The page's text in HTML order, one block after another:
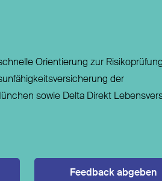
Orientierung zur
der
sowie Delta Direkt
Feedback abgeben